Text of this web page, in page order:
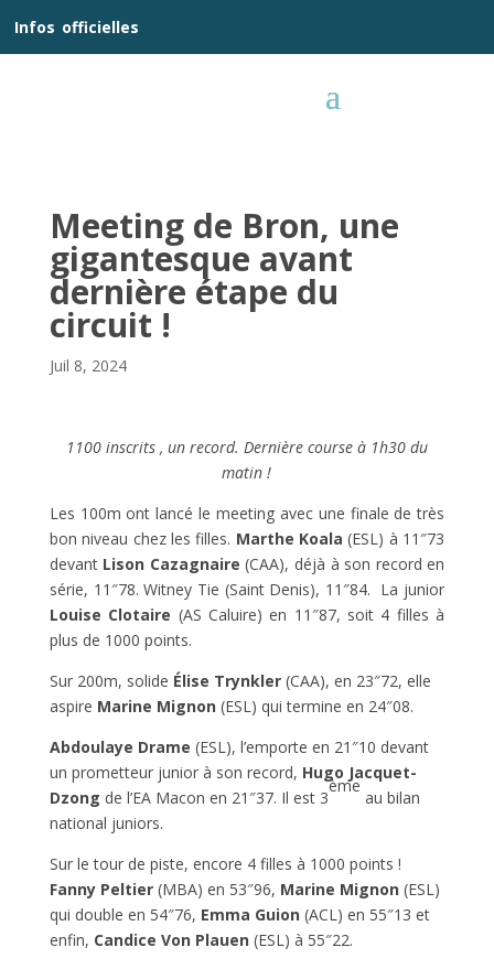
Infos officielles
Meeting de Bron, une
gigantesque avant
dernière étape du
circuit !
Juil 8, 2024
1100 inscrits , un record. Dernière course à 1h30 du
matin !
Les 100m ont lancé le meeting avec une finale de très
bon niveau chez les filles. Marthe Koala (ESL) à 11″73
devant Lison Cazagnaire (CAA), déjà à son record en
série, 11″78. Witney Tie (Saint Denis), 11″84. La junior
Louise Clotaire (AS Caluire) en 11″87, soit 4 filles à
plus de 1000 points.
Sur 200m, solide Élise Trynkler(CAA), en 23″72, elle
aspire Marine Mignon (ESL) qui termine en 24″08.
Abdoulaye Drame (ESL), l’emporte en 21″10 devant
un prometteur junior à son record, Hugo Jacquet-
Dzong de l’EA Macon en 21″37. Il est 3
ème
au bilan
national juniors.
Sur le tour de piste, encore 4 filles à 1000 points !
Fanny Peltier(MBA) en 53″96, Marine Mignon (ESL)
qui double en 54″76, Emma Guion (ACL) en 55″13 et
enfin, Candice Von Plauen (ESL) à 55″22.